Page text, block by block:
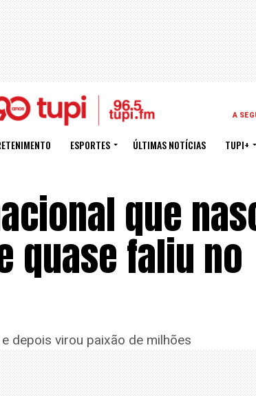
A
ESPORTES ÚLTIMAS NOTÍCIAS TUPI+
que
quase faliu no
depois virou paixão de milhões